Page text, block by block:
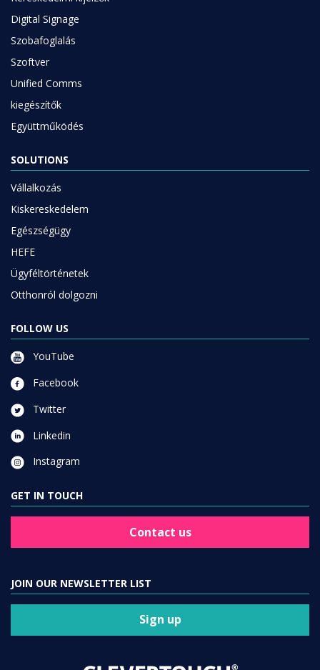
Digital Signage
Szobafoglalás
Szoftver
Unified Comms
kiegészítők
Együttműködés
SOLUTIONS
Vállalkozás
Kiskereskedelem
Egészségügy
HEFE
Ügyféltörténetek
Otthonról dolgozni
FOLLOW US
YouTube
Facebook
Twitter
Linkedin
Instagram
GET IN TOUCH
Contact us
JOIN OUR NEWSLETTER LIST
Sign up